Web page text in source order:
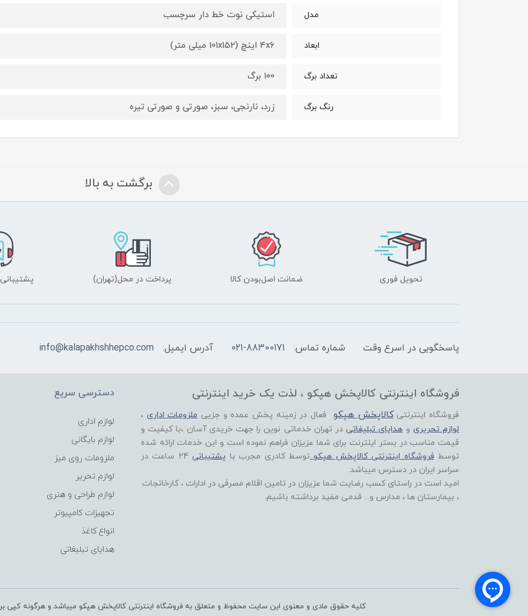
مدل استیکی نوت خط دار سرچسب
ابعاد 4x6 اینچ (101x152 میلی متر)
تعداد برگ 100 برگ
رنگ برگ زرد، نارنجی، سبز، صورتی و صورتی تیره
برگشت به بالا
تحویل فوری ضمانت اصل‌بودن کالا پرداخت در محل(تهران) پشتیبانی ۲۴ ساعته
پاسخگویی در اسرع وقت شماره تماس: 021-88300171 آدرس ایمیل: info@kalapakhshhepco.com
فروشگاه اینترنتی کالاپخش هپکو ، لذت یک خرید اینترنتی
فروشگاه اینترنتی کالاپخش هپکو فعال در زمینه پخش عمده و جزییملزومات اداری ،
لوازم تحریری وهدایای تبلیغاتیدر تهران خدماتی نوین را جهت خریدی آسان ،با کیفیت و
قیمت مناسب در بستر اینترنت برای شما عزیزان فراهم نموده است و این خدمات ارائه شده
توسطفروشگاه اینترنتی کالاپخش هپکو توسط کادری مجرب با پشتیبانی
24 ساعت در
سراسر ایران در دسترس میباشد.
امید است در راستای کسب رضایت شما عزیزان در تامین اقلام مصرفی در ادارات ، کارخانجات
، بیمارستان ها ، مدارس و... قدمی مفید برداشته باشیم.
دسترسی سریع
لوازم اداری
لوازم بایگانی
ملزومات روی میز
لوازم تحریر
لوازم طراحی و هنری
تجهیزات کامپیوتر
انواع کاغذ
هدایای تبلیغاتی
کلیه حقوق مادی و معنوی این سایت محفوظ و متعلق به فروشگاه اینترنتی کالاپخش هپکو میباشد و هرگونه کپی